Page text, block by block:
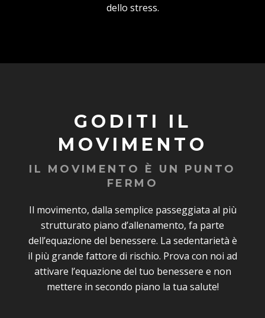
dello stress.
GODITI IL
MOVIMENTO
IL MOVIMENTO È UN PUNTO
FERMO
Il movimento, dalla semplice passeggiata al più
strutturato piano d’allenamento, fa parte
dell’equazione del benessere. La sedentarietà è
il più grande fattore di rischio. Prova con noi ad
attivare l’equazione del tuo benessere e non
mettere in secondo piano la tua salute!